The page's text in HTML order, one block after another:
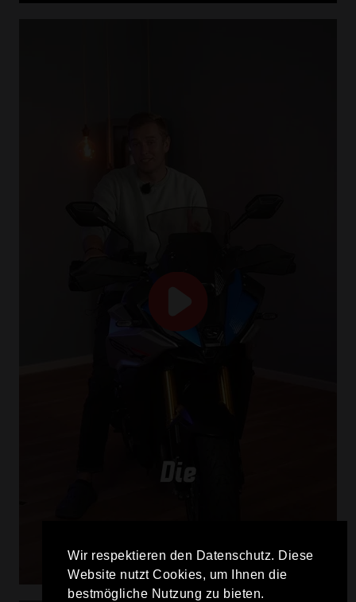
Wir respektieren den Datenschutz. Diese
Website nutzt Cookies, um Ihnen die
bestmögliche Nutzung zu bieten.